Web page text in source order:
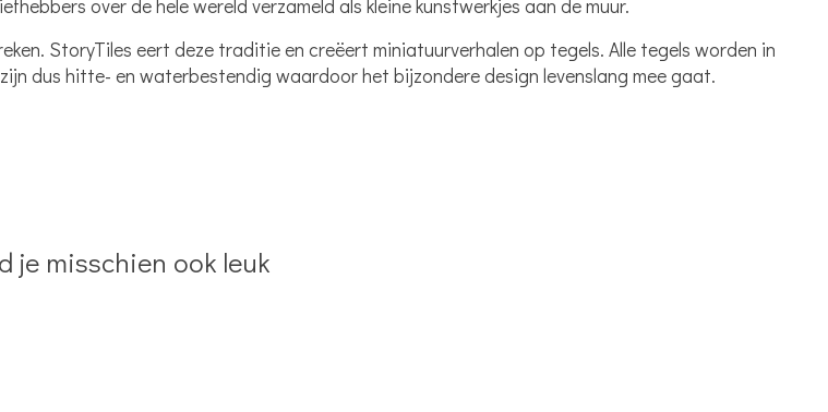
over de hele wereld verzameld als kleine kunstwerkjes aan de muur.
StoryTiles eert deze traditie en creëert miniatuurverhalen op tegels. Alle tegels worden in
dus hitte- en waterbestendig waardoor het bijzondere design levenslang mee gaat.
je misschien ook leuk